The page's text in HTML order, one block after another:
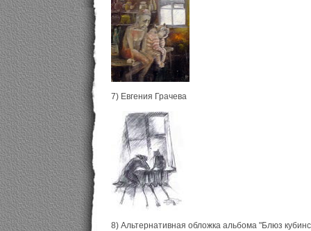
7) Евгения Грачева
8) Альтернативная обложка альбома "Блюз